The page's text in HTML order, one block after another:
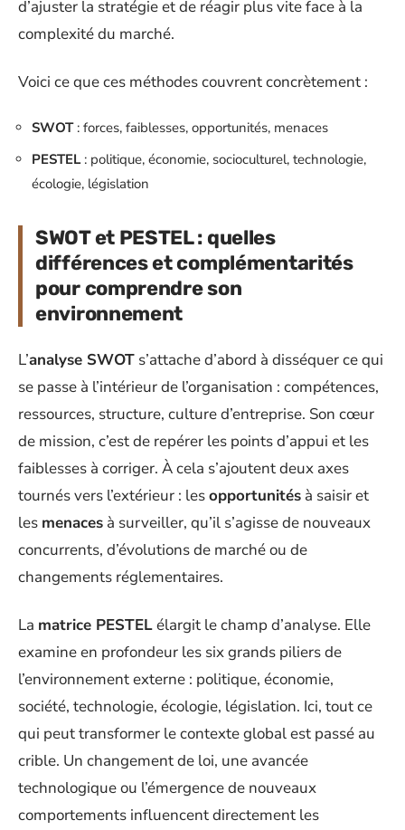
d’ajuster la stratégie et de réagir plus vite face à la
complexité du marché.
Voici ce que ces méthodes couvrent concrètement :
SWOT: forces, faiblesses, opportunités, menaces
PESTEL: politique, économie, socioculturel, technologie,
écologie, législation
SWOT et PESTEL : quelles
différences et complémentarités
pour comprendre son
environnement
L’analyse SWOT s’attache d’abord à disséquer ce qui
se passe à l’intérieur de l’organisation : compétences,
ressources, structure, culture d’entreprise. Son cœur
de mission, c’est de repérer les points d’appui et les
faiblesses à corriger. À cela s’ajoutent deux axes
tournés vers l’extérieur : lesopportunités à saisir et
les menaces à surveiller, qu’il s’agisse de nouveaux
concurrents, d’évolutions de marché ou de
changements réglementaires.
La matrice PESTELélargit le champ d’analyse. Elle
examine en profondeur les six grands piliers de
l’environnement externe : politique, économie,
société, technologie, écologie, législation. Ici, tout ce
qui peut transformer le contexte global est passé au
crible. Un changement de loi, une avancée
technologique ou l’émergence de nouveaux
comportements influencent directement les